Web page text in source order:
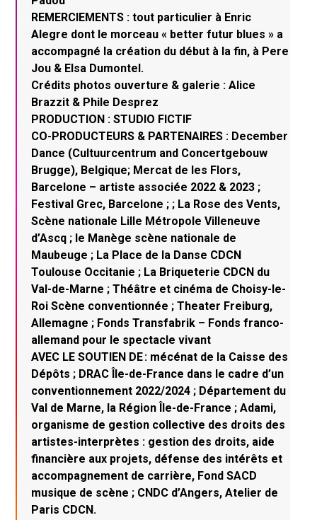
REMERCIEMENTS : tout particulier à Enric
Alegre dont le morceau « better futur blues » a
accompagné la création du début à la fin, à Pere
Jou & Elsa Dumontel.
Crédits photos ouverture & galerie : Alice
Brazzit & Phile Desprez
PRODUCTION : STUDIO FICTIF
CO-PRODUCTEURS & PARTENAIRES : December
Dance (Cultuurcentrum and Concertgebouw
Brugge), Belgique; Mercat de les Flors,
Barcelone – artiste associée 2022 & 2023 ;
Festival Grec, Barcelone ; ; La Rose des Vents,
Scène nationale Lille Métropole Villeneuve
d’Ascq ; le Manège scène nationale de
Maubeuge ; La Place de la Danse CDCN
Toulouse Occitanie ; La Briqueterie CDCN du
Val-de-Marne ; Théâtre et cinéma de Choisy-le-
Roi Scène conventionnée ; Theater Freiburg,
Allemagne ; Fonds Transfabrik – Fonds franco-
allemand pour le spectacle vivant
AVEC LE SOUTIEN DE : mécénat de la Caisse des
Dépôts ; DRAC Île-de-France dans le cadre d’un
conventionnement 2022/2024 ; Département du
Val de Marne, la Région Île-de-France ; Adami,
organisme de gestion collective des droits des
artistes-interprètes : gestion des droits, aide
financière aux projets, défense des intérêts et
accompagnement de carrière, Fond SACD
musique de scène ; CNDC d’Angers, Atelier de
Paris CDCN.